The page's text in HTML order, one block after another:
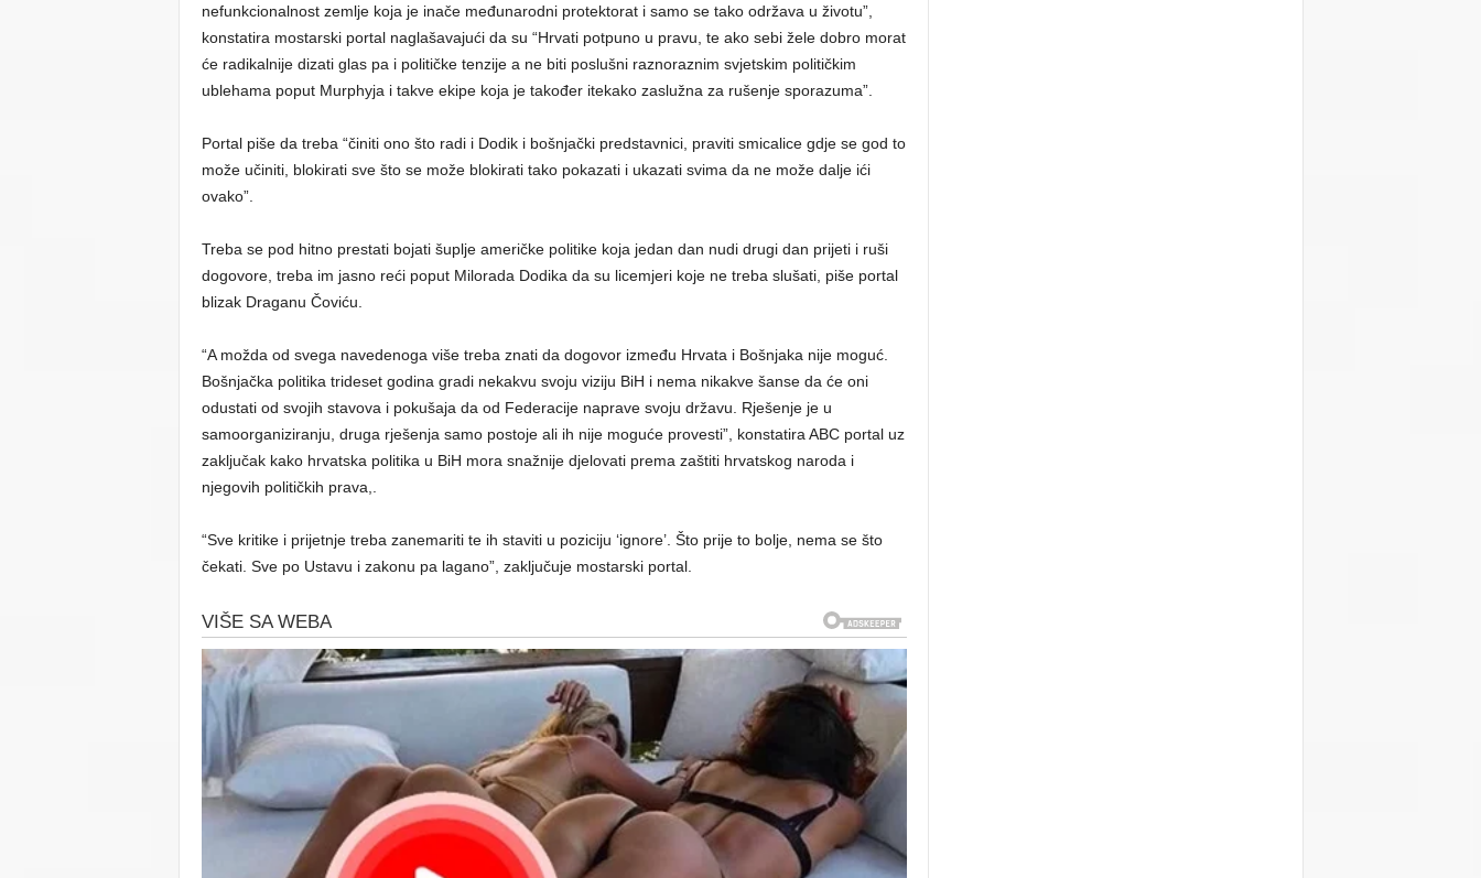
nefunkcionalnost zemlje koja je inače međunarodni protektorat i samo se tako održava u životu”,
konstatira mostarski portal naglašavajući da su “Hrvati potpuno u pravu, te ako sebi žele dobro morat
će radikalnije dizati glas pa i političke tenzije a ne biti poslušni raznoraznim svjetskim političkim
ublehama poput Murphyja i takve ekipe koja je također itekako zaslužna za rušenje sporazuma”.
Portal piše da treba “činiti ono što radi i Dodik i bošnjački predstavnici, praviti smicalice gdje se god to
može učiniti, blokirati sve što se može blokirati tako pokazati i ukazati svima da ne može dalje ići
ovako”.
Treba se pod hitno prestati bojati šuplje američke politike koja jedan dan nudi drugi dan prijeti i ruši
dogovore, treba im jasno reći poput Milorada Dodika da su licemjeri koje ne treba slušati, piše portal
blizak Draganu Čoviću.
“A možda od svega navedenoga više treba znati da dogovor između Hrvata i Bošnjaka nije moguć.
Bošnjačka politika trideset godina gradi nekakvu svoju viziju BiH i nema nikakve šanse da će oni
odustati od svojih stavova i pokušaja da od Federacije naprave svoju državu. Rješenje je u
samoorganiziranju, druga rješenja samo postoje ali ih nije moguće provesti”, konstatira ABC portal uz
zaključak kako hrvatska politika u BiH mora snažnije djelovati prema zaštiti hrvatskog naroda i
njegovih političkih prava,.
“Sve kritike i prijetnje treba zanemariti te ih staviti u poziciju ‘ignore’. Što prije to bolje, nema se što
čekati. Sve po Ustavu i zakonu pa lagano”, zaključuje mostarski portal.